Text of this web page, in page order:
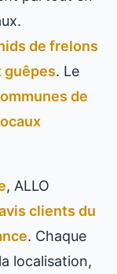
de frelons
guêpes. Le
de
, ALLO
clients du
. Chaque
localisation,